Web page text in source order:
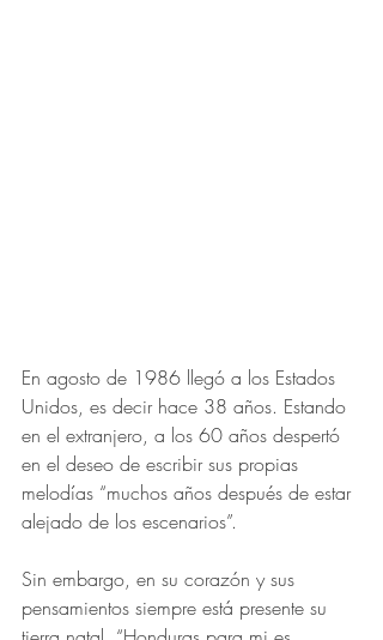
En agosto de 1986 llegó a los Estados
Unidos, es decir hace 38 años. Estando
en el extranjero, a los 60 años despertó
en el deseo de escribir sus propias
melodías “muchos años después de estar
alejado de los escenarios”.
Sin embargo, en su corazón y sus
pensamientos siempre está presente su